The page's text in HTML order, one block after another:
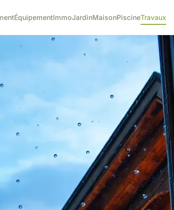
ÉquipementImmoJardinMaisonPiscineTravaux